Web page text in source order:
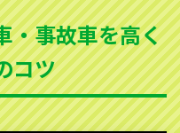
ことができない車でも
自の販売ネットワーク
社ヤードをもっている
せん。だから高価買取
・事故車を高く
コツ